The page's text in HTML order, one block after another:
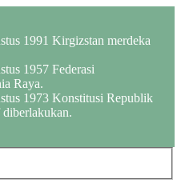
1991 Kirgizstan merdeka
1957 Federasi
Raya.
1973 Konstitusi Republik